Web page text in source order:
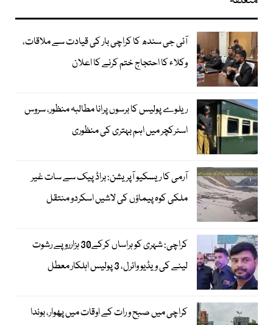
آئی جی سندھ کا کراچی بار کی قیادت سے ملاقات،
وکلاء کا احتجاج ختم کرنے کا اعلان
ریلوے پولیس کا برسوں پرانا مطالبہ منظور، سروس
اسٹرکچر میں اہم بہتری کی منظوری
آرمی کا ریسکیو آپریشن: براڈ پیک سے سات غیر
ملکی کوہ پیماؤں کی لاشیں اسکردو منتقل
کراچی: شہری کو ہراساں کرکے30 ہزارروپے رشوت
لینے کی ویڈیو وائرل، 3 پولیس اہلکار معطل
کراچی میں صبح و رات کے اوقات میں پھوار، بوندا